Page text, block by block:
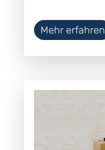
Mehr erfahren